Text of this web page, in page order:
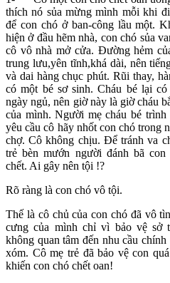
thích nó sủa mừng mình mỗi khi
để con chó ở ban-công lầu một.
hiện ở đầu hẽm nhà, con chó sủa
cô vô nhà mở cửa. Đường hẻm
trung lưu,yên tĩnh,khá dài, nên
và dai hàng chục phút. Rũi thay,
có một bé sơ sinh. Cháu bé lại có
ngày ngủ, nên giờ này là giờ cháu
của mình. Người mẹ cháu bé trình
yêu cầu cô hãy nhốt con chó trong
chợ. Cô không chịu. Để tránh va
trẻ bèn mướn người đánh bã
chết. Ai gây nên tội !?
Rõ ràng là con chó vô tội.
Thế là cô chủ của con chó đã vô
cưng của mình chỉ vì bảo vệ sở
không quan tâm đến nhu cầu chính
xóm. Cô mẹ trẻ đã bảo vệ con
khiến con chó chết oan!